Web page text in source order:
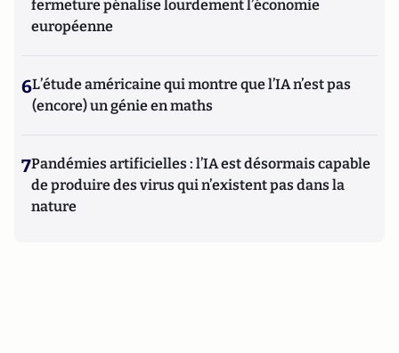
fermeture pénalise lourdement l’économie
européenne
6L’étude américaine qui montre que l’IA n’est pas
(encore) un génie en maths
7Pandémies artificielles : l’IA est désormais capable
de produire des virus qui n’existent pas dans la
nature